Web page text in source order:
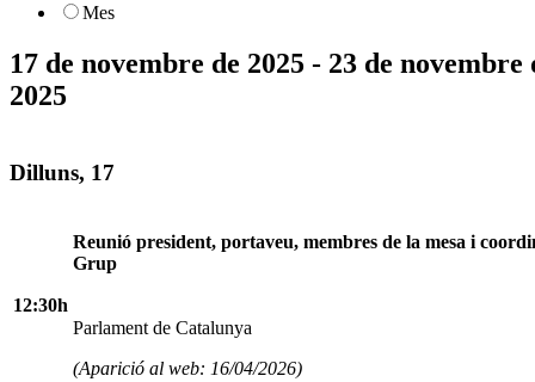
Mes
17 de novembre de 2025 - 23 de novembre
2025
Dilluns, 17
12:30h
Reunió president, portaveu, membres de la mesa i
Grup
Parlament de Catalunya
(Aparició al web: 16/04/2026)